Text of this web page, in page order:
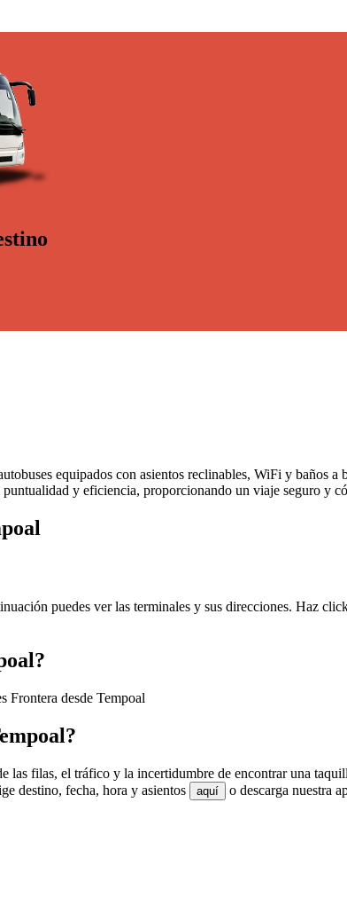
equipados con asientos reclinables, WiFi y baños
y eficiencia, proporcionando un viaje seguro y
puedes ver las terminales y sus direcciones. Haz
Frontera desde Tempoal
las filas, el tráfico y la incertidumbre de encontrar una
destino, fecha, hora y asientos
aquí
o descarga nuestra